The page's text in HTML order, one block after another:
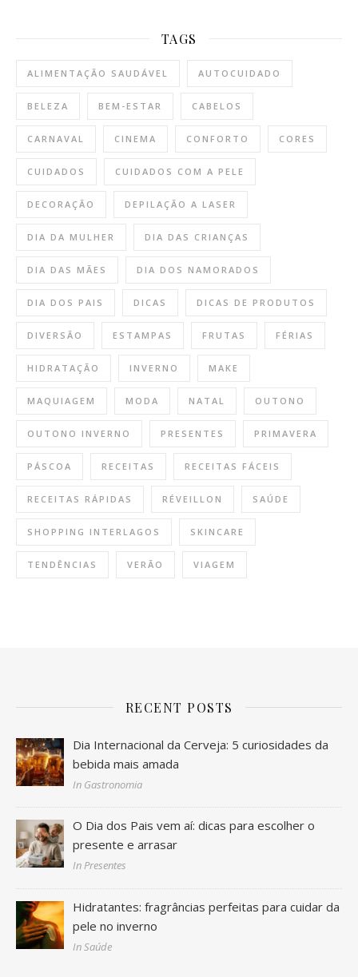
TAGS
ALIMENTAÇÃO SAUDÁVEL AUTOCUIDADO
BELEZA BEM-ESTAR CABELOS
CARNAVAL CINEMA CONFORTO CORES
CUIDADOS CUIDADOS COM A PELE
DECORAÇÃO DEPILAÇÃO A LASER
DIA DA MULHER DIA DAS CRIANÇAS
DIA DAS MÃES DIA DOS NAMORADOS
DIA DOS PAIS DICAS DICAS DE PRODUTOS
DIVERSÃO ESTAMPAS FRUTAS FÉRIAS
HIDRATAÇÃO INVERNO MAKE
MAQUIAGEM MODA NATAL OUTONO
OUTONO INVERNO PRESENTES PRIMAVERA
PÁSCOA RECEITAS RECEITAS FÁCEIS
RECEITAS RÁPIDAS RÉVEILLON SAÚDE
SHOPPING INTERLAGOS SKINCARE
TENDÊNCIAS VERÃO VIAGEM
RECENT POSTS
Dia Internacional da Cerveja: 5 curiosidades da
bebida mais amada
In Gastronomia
O Dia dos Pais vem aí: dicas para escolher o
presente e arrasar
In Presentes
Hidratantes: fragrâncias perfeitas para cuidar da
pele no inverno
In Saúde